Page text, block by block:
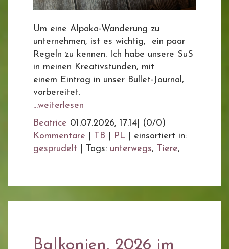
Um eine Alpaka-Wanderung zu
unternehmen, ist es wichtig, ein paar
Regeln zu kennen. Ich habe unsere SuS
in meinen Kreativstunden, mit
einem Eintrag in unser Bullet-Journal,
vorbereitet.
...weiterlesen
Beatrice 01.07.2026, 17.14
(0/0)
Kommentare
TB PL
einsortiert in:
gesprudelt
Tags: unterwegs, Tiere,
Balkonien, 2026 im